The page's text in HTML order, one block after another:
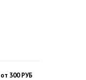
от 300 РУБ